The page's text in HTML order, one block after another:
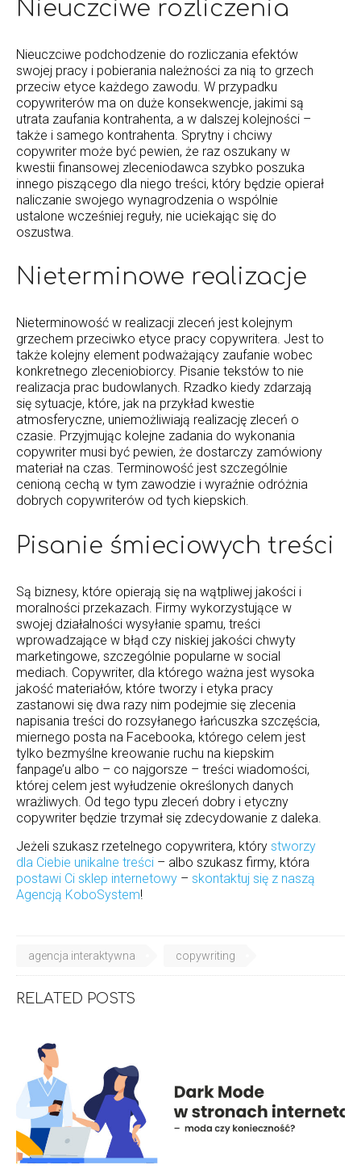
Nieuczciwe rozliczenia
Nieuczciwe podchodzenie do rozliczania efektów
swojej pracy i pobierania należności za nią to grzech
przeciw etyce każdego zawodu. W przypadku
copywriterów ma on duże konsekwencje, jakimi są
utrata zaufania kontrahenta, a w dalszej kolejności –
także i samego kontrahenta. Sprytny i chciwy
copywriter może być pewien, że raz oszukany w
kwestii finansowej zleceniodawca szybko poszuka
innego piszącego dla niego treści, który będzie opierał
naliczanie swojego wynagrodzenia o wspólnie
ustalone wcześniej reguły, nie uciekając się do
oszustwa.
Nieterminowe realizacje
Nieterminowość w realizacji zleceń jest kolejnym
grzechem przeciwko etyce pracy copywritera. Jest to
także kolejny element podważający zaufanie wobec
konkretnego zleceniobiorcy. Pisanie tekstów to nie
realizacja prac budowlanych. Rzadko kiedy zdarzają
się sytuacje, które, jak na przykład kwestie
atmosferyczne, uniemożliwiają realizację zleceń o
czasie. Przyjmując kolejne zadania do wykonania
copywriter musi być pewien, że dostarczy zamówiony
materiał na czas. Terminowość jest szczególnie
cenioną cechą w tym zawodzie i wyraźnie odróżnia
dobrych copywriterów od tych kiepskich.
Pisanie śmieciowych treści
Są biznesy, które opierają się na wątpliwej jakości i
moralności przekazach. Firmy wykorzystujące w
swojej działalności wysyłanie spamu, treści
wprowadzające w błąd czy niskiej jakości chwyty
marketingowe, szczególnie popularne w social
mediach. Copywriter, dla którego ważna jest wysoka
jakość materiałów, które tworzy i etyka pracy
zastanowi się dwa razy nim podejmie się zlecenia
napisania treści do rozsyłanego łańcuszka szczęścia,
miernego posta na Facebooka, którego celem jest
tylko bezmyślne kreowanie ruchu na kiepskim
fanpage’u albo – co najgorsze – treści wiadomości,
której celem jest wyłudzenie określonych danych
wrażliwych. Od tego typu zleceń dobry i etyczny
copywriter będzie trzymał się zdecydowanie z daleka.
Jeżeli szukasz rzetelnego copywritera, który stworzy
dla Ciebie unikalne treści – albo szukasz firmy, która
postawi Ci sklep internetowy – skontaktuj się z naszą
Agencją KoboSystem!
agencja interaktywna copywriting
RELATED POSTS